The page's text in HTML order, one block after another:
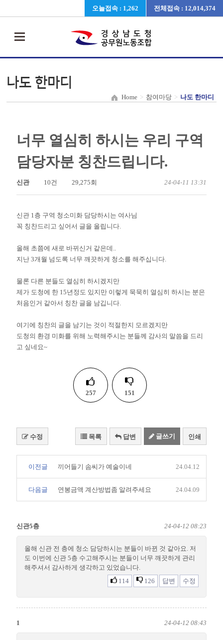
오늘접속 : 1,262 전체접속 : 12,014,374
나도 한마디
Home > 참여마당 > 나도 한마디
너무 열심히 하시는 우리 구역
담당자분 칭찬드립니다.
신관 10건 29,275회 24-04-11 13:31
신관 1층 구역 청소미화 담당하시는 여사님
꼭 칭찬드리고 싶어서 글을 올립니다.
올해 초쯤에 새로 바뀌신거 같은데..
지난 3개월 넘도록 너무 깨끗하게 청소를 해주십니다.
물론 다른 분들도 열심히 하시겠지만
제가 도청에 한 15년정도 있지만 이렇게 묵묵히 열심히 하시는 분은
처음인거 같아서 칭찬 글을 남깁니다.
여기에 칭찬의 글을 남기는 것이 적절한지 모르겠지만
도청의 환경 미화를 위해 노력해주시는 분들께 감사의 말씀을 드리
고 싶네요~
257 151
수정 목록 답변 글쓰기 인쇄
이전글 끼어들기 솜씨가 예술이네 24.04.12
다음글 연봉금액 계산방법좀 알려주세요 24.04.09
신관5층 24-04-12 08:23
올해 신관 전 층에 청소 담당하시는 분들이 바뀐 것 같아요. 저
도 이번에 신관 5층 수고해주시는 분들이 너무 깨끗하게 관리
해주셔서 감사하게 생각하고 있었습니다.
114
126 답변 수정
1 24-04-12 08:43